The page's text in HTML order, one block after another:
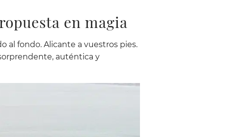
en magia
al fondo. Alicante a vuestros pies.
auténtica y